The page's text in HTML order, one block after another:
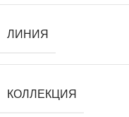
ЛИНИЯ
КОЛЛЕКЦИЯ